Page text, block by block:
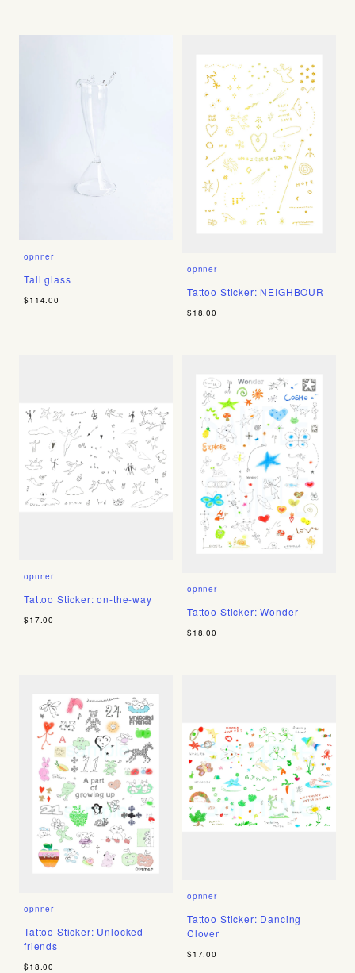
opnner
Tall glass
$114.00
opnner
Tattoo Sticker: NEIGHBOUR
$18.00
opnner
Tattoo Sticker: on-the-way
$17.00
opnner
Tattoo Sticker: Wonder
$18.00
opnner
Tattoo Sticker: Unlocked
friends
$18.00
opnner
Tattoo Sticker: Dancing
Clover
$17.00